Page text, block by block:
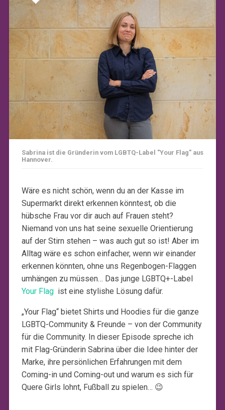
Sabrina ist die Gründerin vom LGBTQ-Label "Your Flag" aus
Hannover.
Wäre es nicht schön, wenn du an der Kasse im
Supermarkt direkt erkennen könntest, ob die
hübsche Frau vor dir auch auf Frauen steht?
Niemand von uns hat seine sexuelle Orientierung
auf der Stirn stehen – was auch gut so ist! Aber im
Alltag wäre es schon einfacher, wenn wir einander
erkennen könnten, ohne uns Regenbogen-Flaggen
umhängen zu müssen… Das junge LGBTQ+-Label
Your Flag ist eine stylishe Lösung dafür.
„Your Flag“ bietet Shirts und Hoodies für die ganze
LGBTQ-Community & Freunde – von der Community
für die Community. In dieser Episode spreche ich
mit Flag-Gründerin Sabrina über die Idee hinter der
Marke, ihre persönlichen Erfahrungen mit dem
Coming-in und Coming-out und warum es sich für
Quere Girls lohnt, Fußball zu spielen… 😉